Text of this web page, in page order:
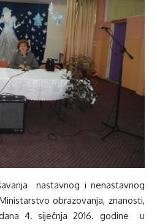
nastavnog i nenastavnog
obrazovanja, znanosti,
4. siječnja 2016. godine u